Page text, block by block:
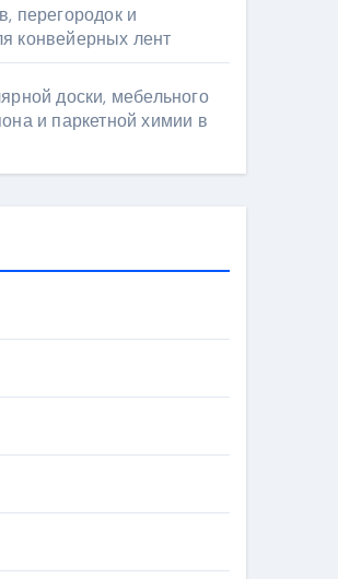
перегородок и
конвейерных лент
доски, мебельного
и паркетной химии в